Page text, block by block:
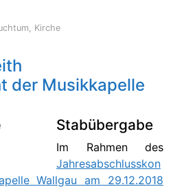
, Kirche
der Musikkapelle
Stabübergabe
Im Rahmen des
Jahresabschlusskon
Wallgau am 29.12.2018